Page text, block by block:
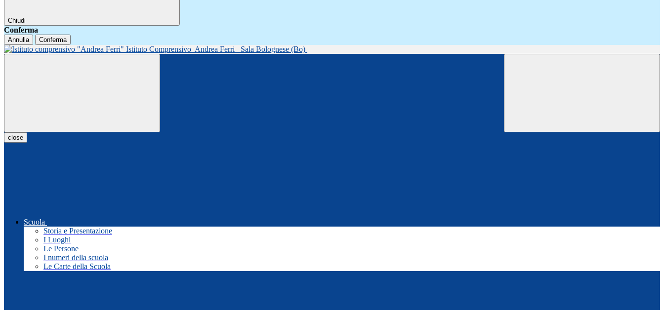
Chiudi
Conferma
Annulla Conferma
Istituto Comprensivo Andrea Ferri Sala Bolognese (Bo)
close
Scuola
Storia e Presentazione
I Luoghi
Le Persone
I numeri della scuola
Le Carte della Scuola